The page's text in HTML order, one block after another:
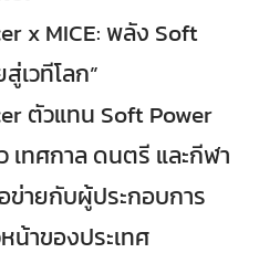
x MICE: พลัง Soft
เวทีโลก”
ตัวแทน Soft Power
เทศกาล ดนตรี และกีฬา
ข่ายกับผู้ประกอบการ
น้าของประเทศ